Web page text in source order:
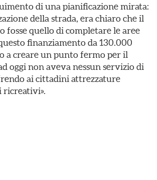
di una pianificazione mirata:
della strada, era chiaro che il
fosse quello di completare le aree
finanziamento da 130.000
a creare un punto fermo per il
oggi non aveva nessun servizio di
ai cittadini attrezzature
ricreativi».